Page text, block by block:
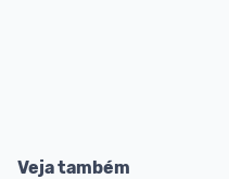
Veja também